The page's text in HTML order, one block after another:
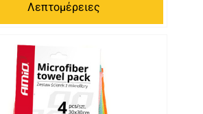
Λεπτομέρειες